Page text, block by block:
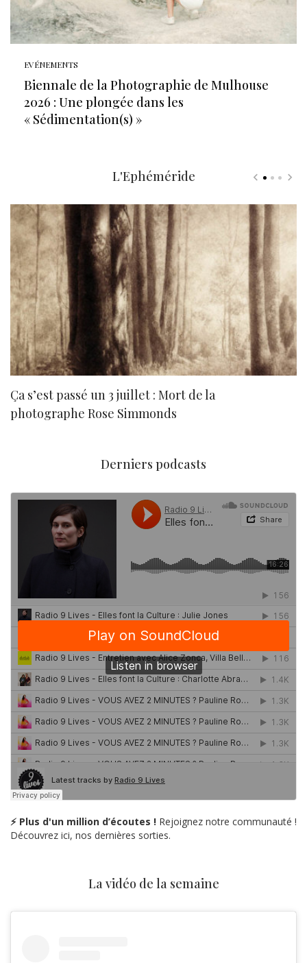
EVÉNEMENTS
Biennale de la Photographie de Mulhouse
2026 : Une plongée dans les
« Sédimentation(s) »
L'Ephéméride
Ça s’est passé un 3 juillet : Mort de la
photographe Rose Simmonds
Derniers podcasts
⚡ Plus d'un million d’écoutes ! Rejoignez notre communauté !
Découvrez ici, nos dernières sorties.
La vidéo de la semaine